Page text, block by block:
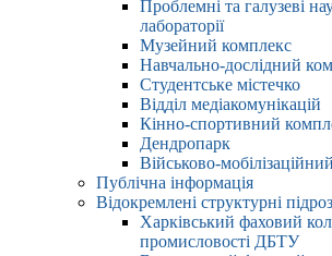
Проблемні та галузеві
лабораторії
Музейний комплекс
Навчально-дослідний
Студентське містечко
Відділ медіакомунікацій
Кінно-спортивний
Дендропарк
Військово-
Публічна інформація
Відокремлені структурні
Харківський фаховий
промисловості ДБТУ